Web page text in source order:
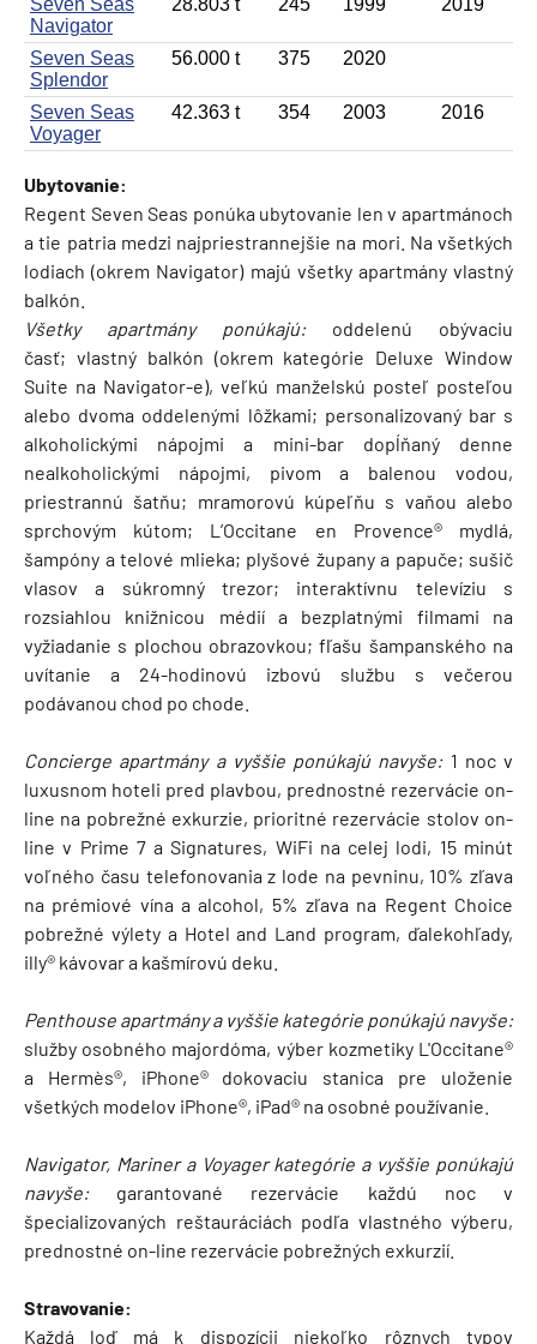
Seven Seas
Navigator
28.803 t 245 1999 2019
Seven Seas
Splendor
56.000 t 375 2020
Seven Seas
Voyager
42.363 t 354 2003 2016
Ubytovanie:
Regent Seven Seas ponúka ubytovanie len v apartmánoch
a tie patria medzi najpriestrannejšie na mori. Na všetkých
lodiach (okrem Navigator) majú všetky apartmány vlastný
balkón.
Všetky apartmány ponúkajú: oddelenú obývaciu
časť; vlastný balkón (okrem kategórie Deluxe Window
Suite na Navigator-e), veľkú manželskú posteľ posteľou
alebo dvoma oddelenými lôžkami; personalizovaný bar s
alkoholickými nápojmi a mini-bar dopĺňaný denne
nealkoholickými nápojmi, pivom a balenou vodou,
priestrannú šatňu; mramorovú kúpeľňu s vaňou alebo
sprchovým kútom; L’Occitane en Provence® mydlá,
šampóny a telové mlieka; plyšové župany a papuče; sušič
vlasov a súkromný trezor; interaktívnu televíziu s
rozsiahlou knižnicou médií a bezplatnými filmami na
vyžiadanie s plochou obrazovkou; fľašu šampanského na
uvítanie a 24-hodinovú izbovú službu s večerou
podávanou chod po chode.
Concierge apartmány a vyššie ponúkajú navyše: 1 noc v
luxusnom hoteli pred plavbou, prednostné rezervácie on-
line na pobrežné exkurzie, prioritné rezervácie stolov on-
line v Prime 7 a Signatures, WiFi na celej lodi, 15 minút
voľného času telefonovania z lode na pevninu, 10% zľava
na prémiové vína a alcohol, 5% zľava na Regent Choice
pobrežné výlety a Hotel and Land program, ďalekohľady,
illy® kávovar a kašmírovú deku.
Penthouse apartmány a vyššie kategórie ponúkajú navyše:
služby osobného majordóma, výber kozmetiky L'Occitane®
a Hermès®, iPhone® dokovaciu stanica pre uloženie
všetkých modelov iPhone®, iPad® na osobné používanie.
Navigator, Mariner a Voyager kategórie a vyššie ponúkajú
navyše:garantované rezervácie každú noc v
špecializovaných reštauráciách podľa vlastného výberu,
prednostné on-line rezervácie pobrežných exkurzií.
Stravovanie:
Každá loď má k dispozícii niekoľko rôznych typov